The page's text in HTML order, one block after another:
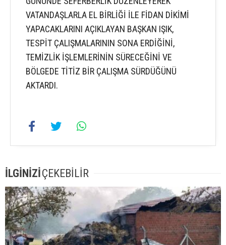
VATANDAŞLARLA EL BİRLİĞİ İLE FİDAN DİKİMİ
YAPACAKLARINI AÇIKLAYAN BAŞKAN IŞIK,
TESPİT ÇALIŞMALARININ SONA ERDİĞİNİ,
TEMİZLİK İŞLEMLERİNİN SÜRECEĞİNİ VE
BÖLGEDE TİTİZ BİR ÇALIŞMA SÜRDÜĞÜNÜ
AKTARDI.
İLGİNİZİÇEKEBİLİR